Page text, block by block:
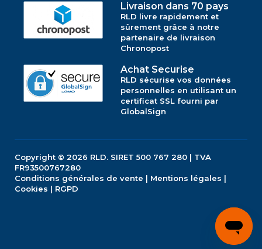
Livraison dans 70 pays
RLD livre rapidement et
sûrement grâce à notre
partenaire de livraison
Chronopost
Achat Securise
RLD sécurise vos données
personnelles en utilisant un
certificat SSL fourni par
GlobalSign
Copyright © 2026 RLD. SIRET 500 767 280 | TVA
FR93500767280
Conditions générales de vente | Mentions légales |
Cookies | RGPD